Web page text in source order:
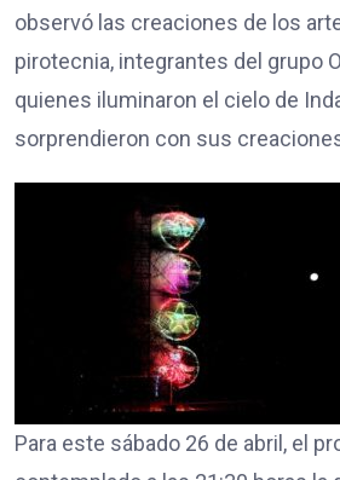
observó las creaciones de los
pirotecnia, integrantes del grupo
quienes iluminaron el cielo de
sorprendieron con sus
Para este sábado 26 de abril, el